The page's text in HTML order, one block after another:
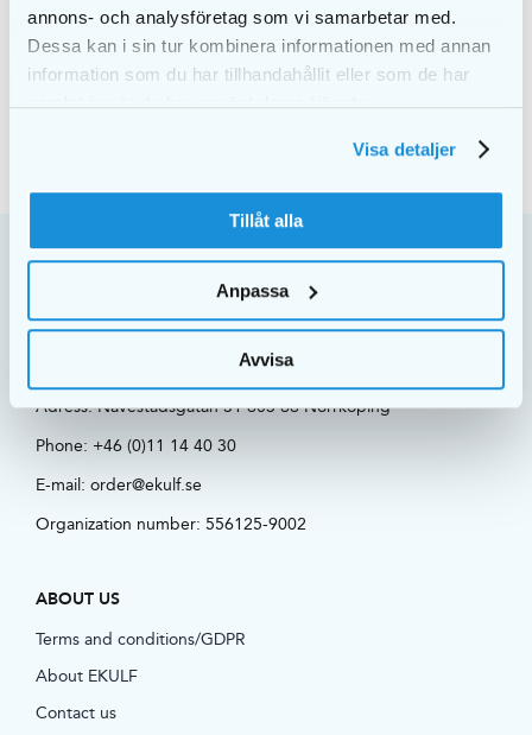
annons- och analysföretag som vi samarbetar med.
Dessa kan i sin tur kombinera informationen med annan
information som du har tillhandahållit eller som de har
samlat in när du har använt deras tjänster.
Visa detaljer
Tillåt alla
Anpassa
Avvisa
DETAILS
offer
DETAILS
Adress:Navestadsgatan 31 603 66 Norrköping
Phone: +46 (0)11 14 40 30
E-mail: order@ekulf.se
Organization number: 556125-9002
ABOUT US
Terms and conditions/GDPR
About EKULF
Contact us